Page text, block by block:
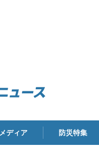
メディア 防災特集